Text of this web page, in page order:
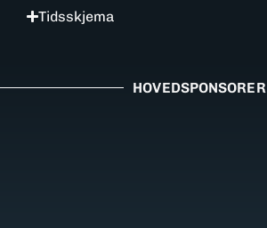
Tidsskjema
HOVEDSPONSORER